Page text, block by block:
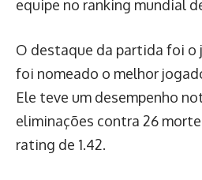
equipe no ranking mundial
O destaque da partida foi o
foi nomeado o melhor
Ele teve um desempenho
eliminações contra 26
rating de 1.42.